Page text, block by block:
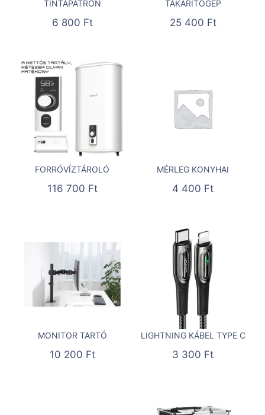
TINTAPATRON
6 800 Ft
TAKARÍTÓGÉP
25 400 Ft
FORRÓVÍZTÁROLÓ
116 700 Ft
MÉRLEG KONYHAI
4 400 Ft
MONITOR TARTÓ
10 200 Ft
LIGHTNING KÁBEL TYPE C
3 300 Ft